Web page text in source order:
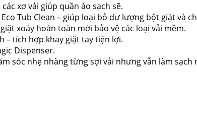
xơ vải giúp quần áo sạch sẽ.
Tub Clean – giúp loại bỏ dư lượng bột giặt và
xoáy hoàn toàn mới bảo vệ các loại vải mềm.
– tích hợp khay giặt tay tiện lợi.
Dispenser.
sóc nhẹ nhàng từng sợi vải nhưng vẫn làm sạch